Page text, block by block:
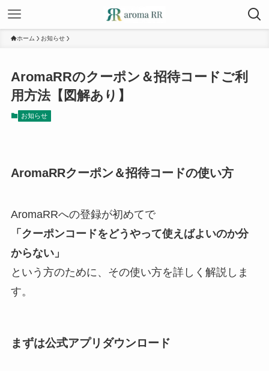
ホーム お知らせ
AromaRRのクーポン＆招待コードご利
用方法【図解あり】
お知らせ
AromaRRクーポン＆招待コードの使い方
AromaRRへの登録が初めてで
「クーポンコードをどうやって使えばよいのか分
からない」
という方のために、その使い方を詳しく解説しま
す。
まずは公式アプリダウンロード